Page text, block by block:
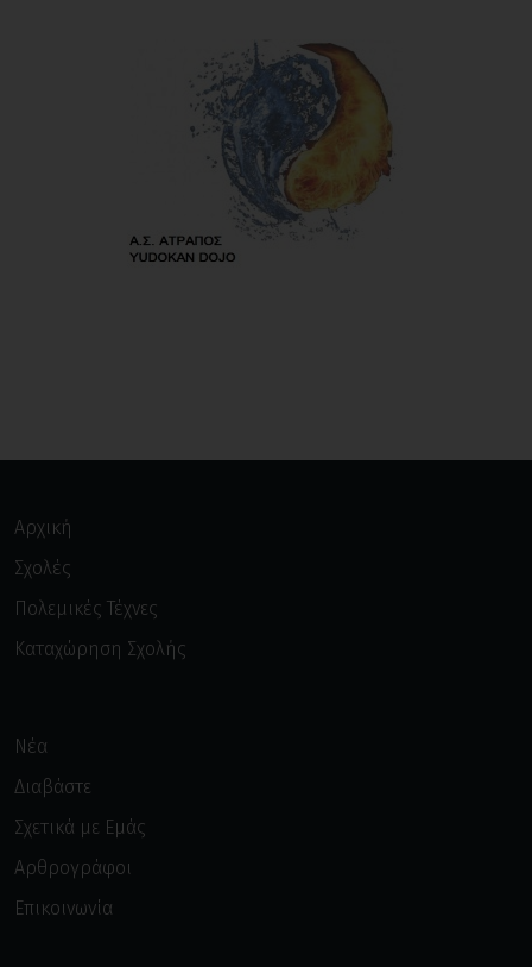
Αρχική
Σχολές
Πολεμικές Τέχνες
Καταχώρηση Σχολής
Νέα
Διαβάστε
Σχετικά με Εμάς
Αρθρογράφοι
Επικοινωνία